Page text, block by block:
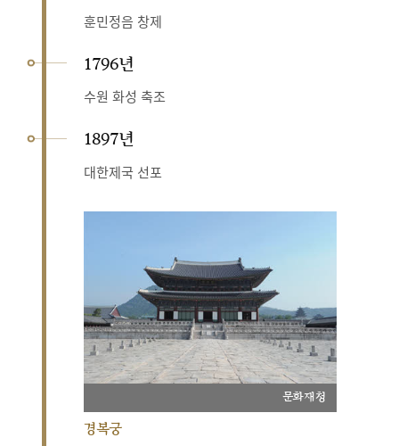
훈민정음 창제
1796년
수원 화성 축조
1897년
대한제국 선포
문화재청
경복궁